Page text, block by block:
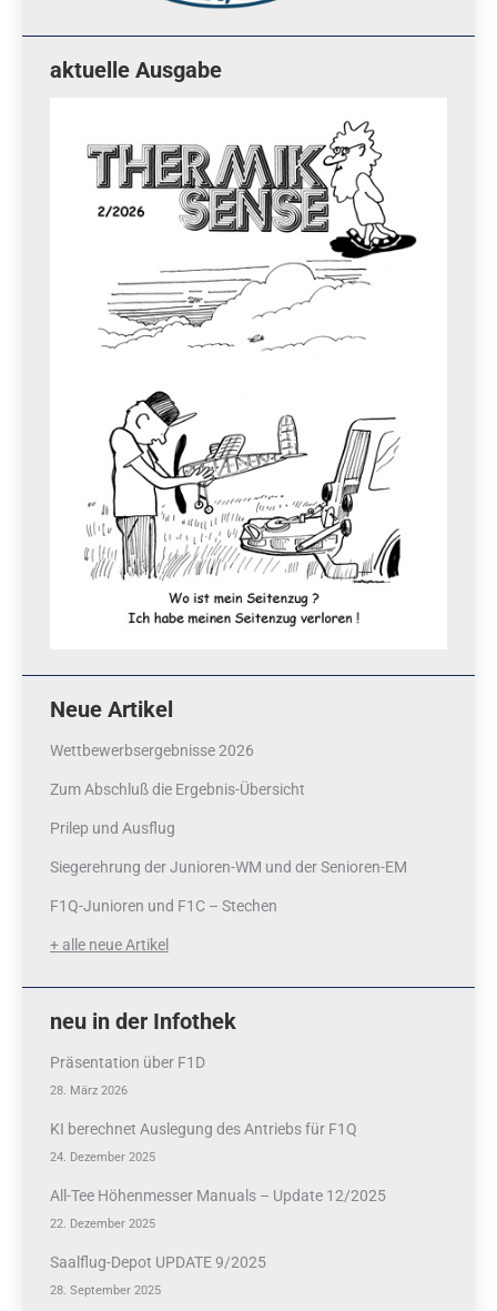
aktuelle Ausgabe
Neue Artikel
Wettbewerbsergebnisse 2026
Zum Abschluß die Ergebnis-Übersicht
Prilep und Ausflug
Siegerehrung der Junioren-WM und der Senioren-EM
F1Q-Junioren und F1C – Stechen
+ alle neue Artikel
neu in der Infothek
Präsentation über F1D
28. März 2026
KI berechnet Auslegung des Antriebs für F1Q
24. Dezember 2025
All-Tee Höhenmesser Manuals – Update 12/2025
22. Dezember 2025
Saalflug-Depot UPDATE 9/2025
28. September 2025